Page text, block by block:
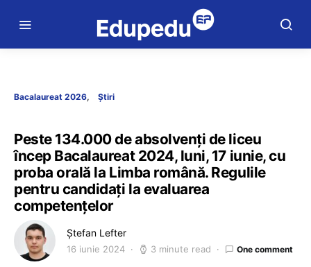
Bacalaureat 2026 Știri
Peste 134.000 de absolvenți de liceu
încep Bacalaureat 2024, luni, 17 iunie, cu
proba orală la Limba română. Regulile
pentru candidați la evaluarea
competențelor
Ștefan Lefter
16 iunie 2024 3 minute read One comment